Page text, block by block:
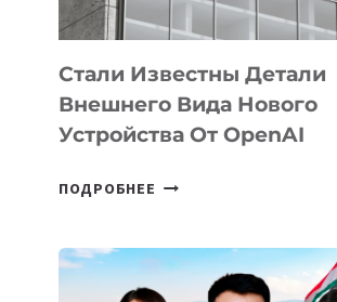
ИНТЕЛЛЕКТА
Стали Известны Детали
Внешнего Вида Нового
Устройства От OpenAI
ПОДРОБНЕЕ СТАЛИ
ВНЕШНЕГО
ВИДА